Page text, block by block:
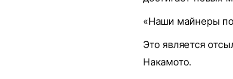
«Наши майнеры
Это является
Накамото.